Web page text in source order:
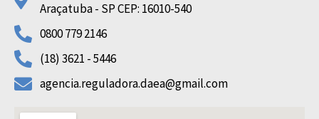
Araçatuba - SP CEP: 16010-540
0800 779 2146
(18) 3621 - 5446
agencia.reguladora.daea@gmail.com